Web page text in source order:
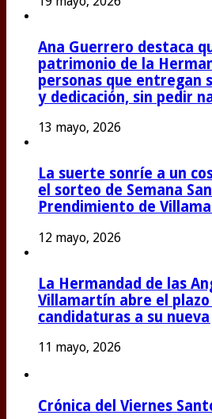
Ana Guerrero destaca
patrimonio de la
personas que entregan
y dedicación, sin pedir
13 mayo, 2026
La suerte sonríe a un
el sorteo de Semana
Prendimiento de
12 mayo, 2026
La Hermandad de las
Villamartín abre el
candidaturas a su
11 mayo, 2026
Crónica del Viernes